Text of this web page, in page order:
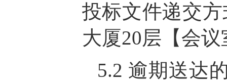
投标文件递交
大厦20层【会
5.2 逾期送达